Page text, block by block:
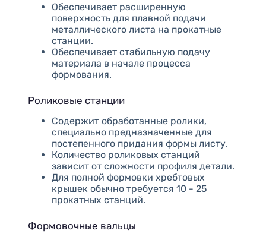
Обеспечивает расширенную
поверхность для плавной подачи
металлического листа на прокатные
станции.
Обеспечивает стабильную подачу
материала в начале процесса
формования.
Роликовые станции
Содержит обработанные ролики,
специально предназначенные для
постепенного придания формы листу.
Количество роликовых станций
зависит от сложности профиля детали.
Для полной формовки хребтовых
крышек обычно требуется 10 - 25
прокатных станций.
Формовочные вальцы